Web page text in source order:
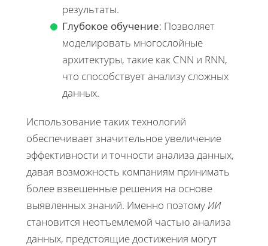
результаты.
Глубокое обучение: Позволяет
моделировать многослойные
архитектуры, такие как CNN и RNN,
что способствует анализу сложных
данных.
Использование таких технологий
обеспечивает значительное увеличение
эффективности и точности анализа данных,
давая возможность компаниям принимать
более взвешенные решения на основе
выявленных знаний. Именно поэтому ИИ
становится неотъемлемой частью анализа
данных, предстоящие достижения могут